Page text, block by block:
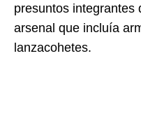
presuntos integrantes
arsenal que incluía
lanzacohetes.